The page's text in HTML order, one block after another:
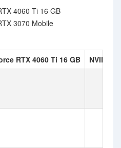
4060 Ti 16 GB
3070 Mobile
RTX 4060 Ti 16 GB
NVIDIA